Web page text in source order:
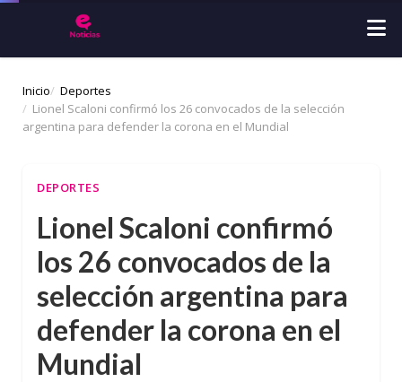
Inicio
Deportes
Lionel Scaloni confirmó los 26 convocados de la selección
argentina para defender la corona en el Mundial
DEPORTES
Lionel Scaloni confirmó
los 26 convocados de la
selección argentina para
defender la corona en el
Mundial